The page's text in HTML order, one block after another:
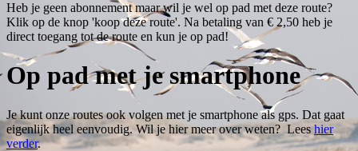
Heb je geen abonnement maar wil je wel op pad met deze route?
Klik op de knop 'koop deze route'. Na betaling van € 2,50 heb je
direct toegang tot de route en kun je op pad!
Op pad met je smartphone
Je kunt onze routes ook volgen met je smartphone als gps. Dat gaat
eigenlijk heel eenvoudig. Wil je hier meer over weten? Leeshier
verder.